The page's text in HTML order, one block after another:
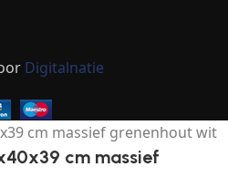
Digitalnatie
cm massief